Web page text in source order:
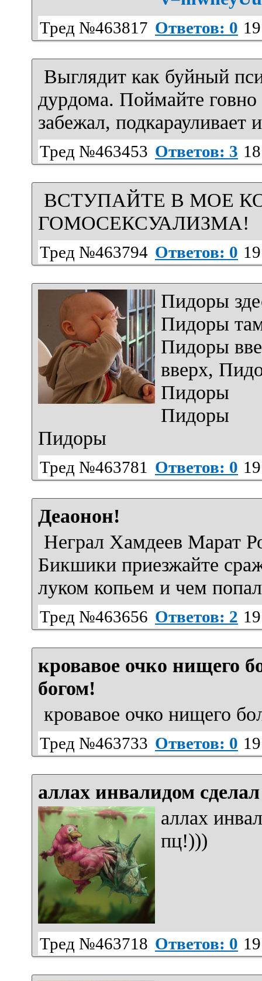
Тред №463817 Ответов: 0
Выглядит как буйный
дурдома. Поймайте говно
забежал, подкарауливает
Тред №463453 Ответов: 3
ВСТУПАЙТЕ В МОЕ
ГОМОСЕКСУАЛИЗМА!
Тред №463794 Ответов: 0
Пидоры
Пидоры
Пидоры
вверх,
Пидоры
Пидоры
Пидоры
Тред №463781 Ответов: 0
Деаонон!
Неграл Хамдеев Марат
Бикшики приезжайте
луком копьем и чем
Тред №463656 Ответов: 2
кровавое очко нищего
богом!
кровавое очко нищего
Тред №463733 Ответов: 0
аллах инвалидом
аллах
пц!)))
Тред №463718 Ответов: 0